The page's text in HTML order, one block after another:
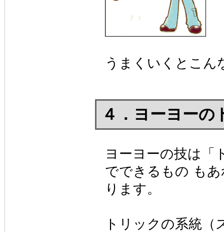
うまくいくとこん
４．ヨーヨーの
ヨーヨーの技は「
でできるもの も
ります。
トリックの系統